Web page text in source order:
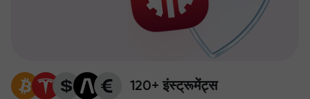
120+ इंस्ट्रूमेंट्स